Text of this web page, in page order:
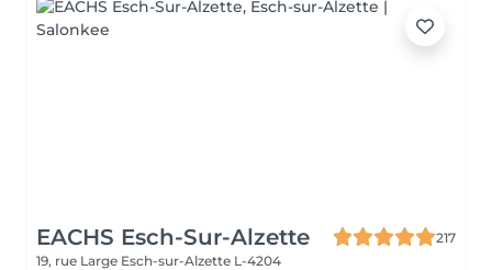
EACHS Esch-Sur-Alzette
217
19, rue Large Esch-sur-Alzette L-4204